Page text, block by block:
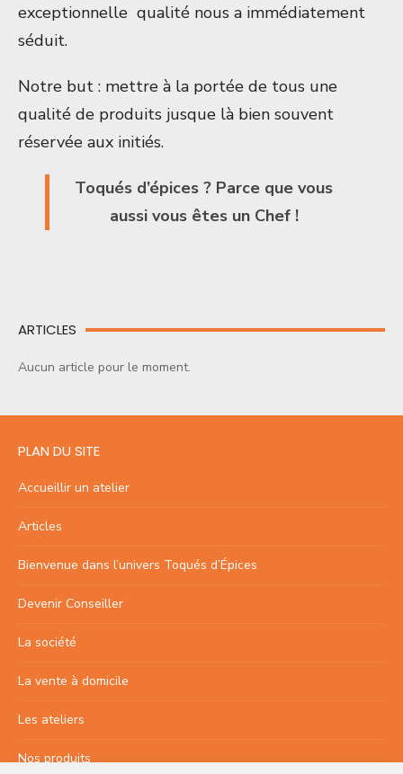
exceptionnelle qualité nous a immédiatement
séduit.
Notre but : mettre à la portée de tous une
qualité de produits jusque là bien souvent
réservée aux initiés.
Toqués d’épices ? Parce que vous
aussi vous êtes un Chef !
ARTICLES
Aucun article pour le moment.
PLAN DU SITE
Accueillir un atelier
Articles
Bienvenue dans l’univers Toqués d’Épices
Devenir Conseiller
La société
La vente à domicile
Les ateliers
Nos produits